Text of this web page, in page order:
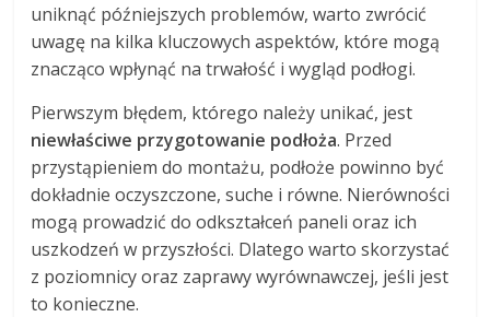
uniknąć późniejszych problemów, warto zwrócić
uwagę na kilka kluczowych aspektów, które mogą
znacząco wpłynąć na trwałość i wygląd podłogi.
Pierwszym błędem, którego należy unikać, jest
niewłaściwe przygotowanie podłoża. Przed
przystąpieniem do montażu, podłoże powinno być
dokładnie oczyszczone, suche i równe. Nierówności
mogą prowadzić do odkształceń paneli oraz ich
uszkodzeń w przyszłości. Dlatego warto skorzystać
z poziomnicy oraz zaprawy wyrównawczej, jeśli jest
to konieczne.